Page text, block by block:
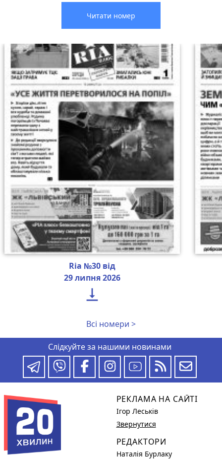
Читати номер
Ria №30 від
29 липня 2026

Всі номери >
Слідкуйте за нашими новинами
РЕКЛАМА НА САЙТІ
Ігор Леськів
Звернутися
РЕДАКТОРИ
Наталія Бурлаку